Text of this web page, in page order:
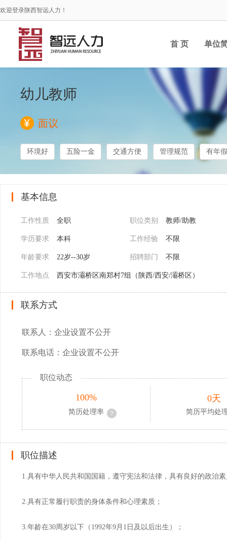
欢迎登录陕西智远人力！
首 页 单位
幼儿教师
面议
环境好 五险一金 交通方便 管理规范 有年假
基本信息
工作性质 全职 职位类别 教师/助教
学历要求 本科 工作经验 不限
年龄要求 22岁--30岁 招聘部门 不限
工作地点 西安市灞桥区南郑村7组（陕西/西安/灞桥区）
联系方式
联系人：企业设置不公开
联系电话：企业设置不公开
职位动态
100%
简历处理率
0天
简历平均处
职位描述
1.具有中华人民共和国国籍，遵守宪法和法律，具有良好的政治
2.具有正常履行职责的身体条件和心理素质；
3.年龄在30周岁以下（1992年9月1日及以后出生）；